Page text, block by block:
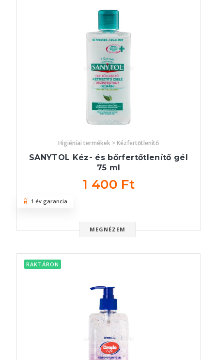
Higiéniai termékek > Kézfertőtlenítő
SANYTOL Kéz- és bőrfertőtlenítő gél
75 ml
1 400 Ft
MEGNÉZEM
1 év garancia
RAKTÁRON